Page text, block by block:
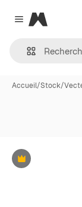
Close menu
Magnific
Accueil/Stock/
Premium